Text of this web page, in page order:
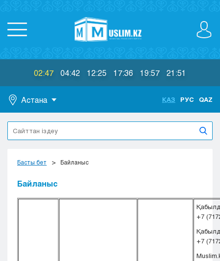
02:47 04:42 12:25 17:36 19:57 21:51
Астана
Астана
Алматы
Жезказган
ҚАЗ РУС QAZ
Басты бет Байланыс
Байланыс
+7
+7